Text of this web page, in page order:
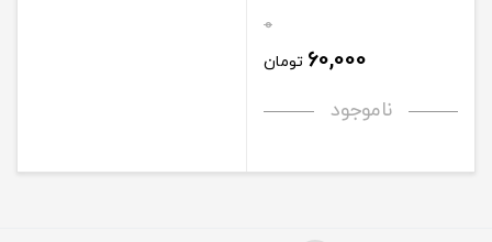
0
60,000 تومان
ناموجود